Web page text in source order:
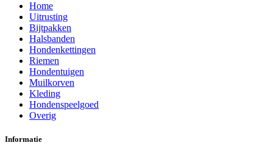
Home
Uitrusting
Bijtpakken
Halsbanden
Hondenkettingen
Riemen
Hondentuigen
Muilkorven
Kleding
Hondenspeelgoed
Overig
Informatie